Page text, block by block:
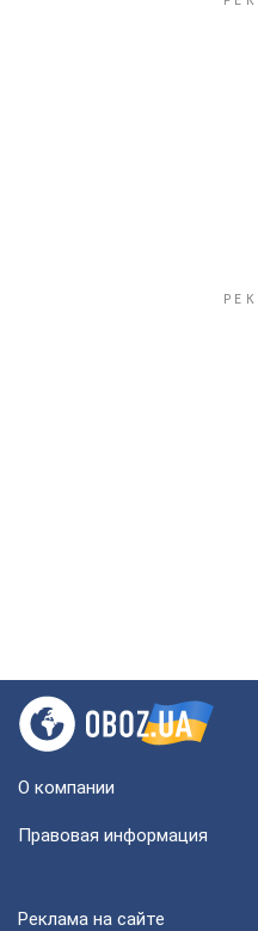
О компании
Правовая информация
Реклама на сайте